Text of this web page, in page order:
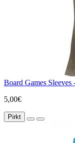
Board Games
5,00€
Pirkt